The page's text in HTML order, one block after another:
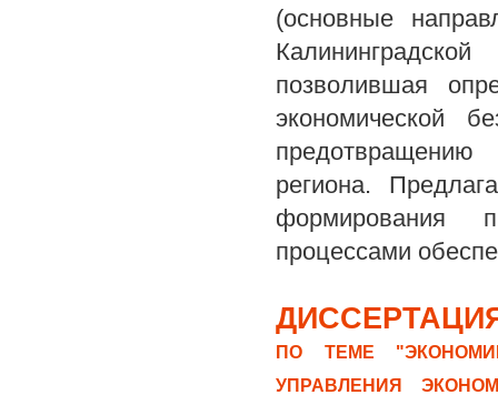
(основные
позволившая
экономической
региона.
формирования
процессами
ПО ТЕМЕ
УПРАВЛЕНИЯ